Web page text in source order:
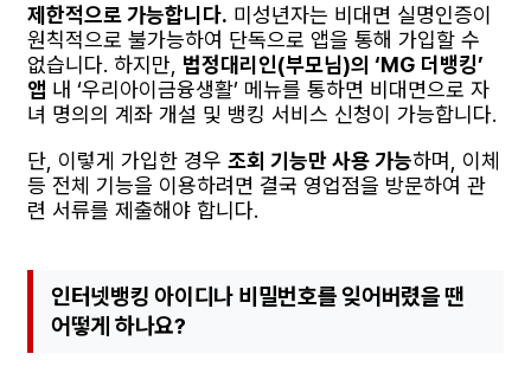
제한적으로 가능합니다. 미성년자는 비대면 실명인증이
원칙적으로 불가능하여 단독으로 앱을 통해 가입할 수
없습니다. 하지만, 법정대리인(부모님)의 ‘MG 더뱅킹’
앱 내 ‘우리아이금융생활’ 메뉴를 통하면 비대면으로 자
녀 명의의 계좌 개설 및 뱅킹 서비스 신청이 가능합니다.
단, 이렇게 가입한 경우 조회 기능만 사용 가능하며, 이체
등 전체 기능을 이용하려면 결국 영업점을 방문하여 관
련 서류를 제출해야 합니다.
인터넷뱅킹 아이디나 비밀번호를 잊어버렸을 땐
어떻게 하나요?